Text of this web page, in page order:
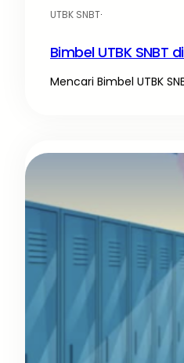
UTBK SNBT·
Bimbel UTBK SNBT
Mencari Bimbel UTBK